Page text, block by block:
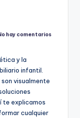
hay comentarios
y la
infantil.
visualmente
te explicamos
cualquier